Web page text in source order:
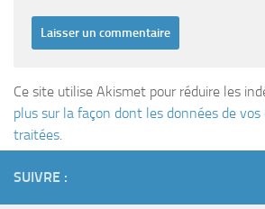
Ce site utilise Akismet pour réduire les
plus sur la façon dont les données de
traitées.
SUIVRE :